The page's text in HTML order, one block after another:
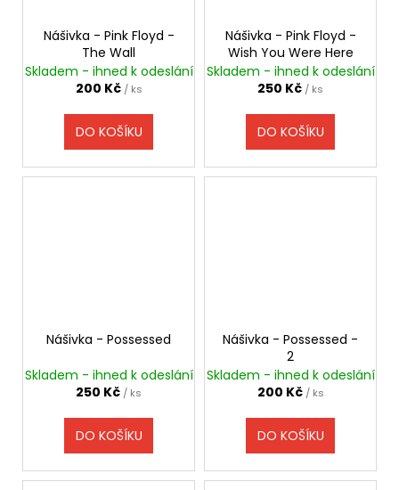
Nášivka - Pink Floyd -
The Wall
Skladem - ihned k odeslání
200 Kč / ks
DO KOŠÍKU
Nášivka - Pink Floyd -
Wish You Were Here
Skladem - ihned k odeslání
250 Kč / ks
DO KOŠÍKU
Nášivka - Possessed
Skladem - ihned k odeslání
250 Kč / ks
DO KOŠÍKU
Nášivka - Possessed -
2
Skladem - ihned k odeslání
200 Kč / ks
DO KOŠÍKU